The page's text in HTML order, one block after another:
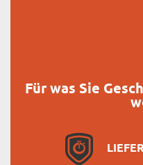
Für was Sie